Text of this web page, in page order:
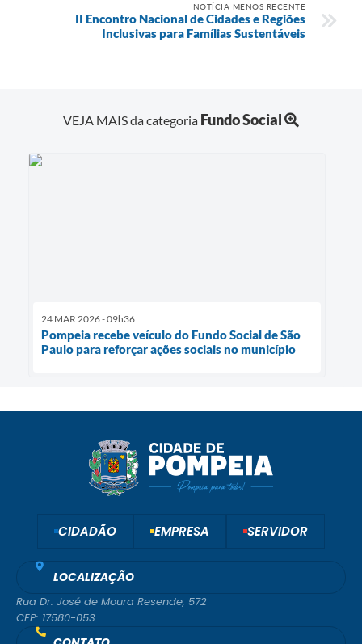
NOTÍCIA MENOS RECENTE
II Encontro Nacional de Cidades e Regiões
Inclusivas para Famílias Sustentáveis
VEJA MAIS da categoria Fundo Social
24 MAR 2026 - 09h36
Pompeia recebe veículo do Fundo Social de São
Paulo para reforçar ações sociais no município
CIDADÃO EMPRESA SERVIDOR
LOCALIZAÇÃO
Rua Dr. José de Moura Resende, 572
CEP: 17580-053